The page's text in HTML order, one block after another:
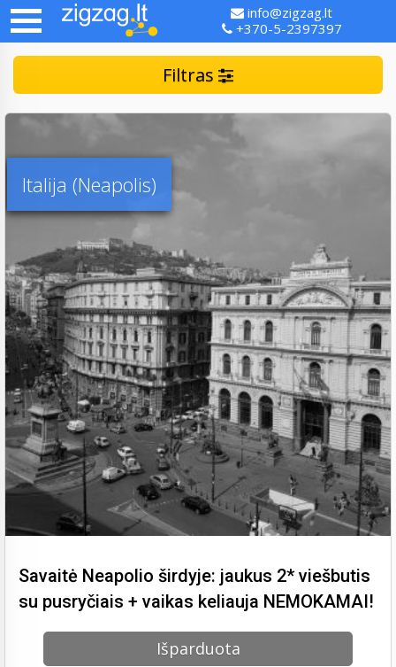
info@zigzag.lt
+370-5-2397397
Filtras
Italija (Neapolis)
Savaitė Neapolio širdyje: jaukus 2* viešbutis
su pusryčiais + vaikas keliauja NEMOKAMAI!
Išparduota